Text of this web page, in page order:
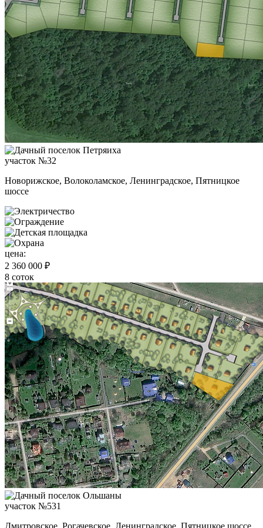
участок №32
Новорижское, Волоколамское, Ленинградское, Пятницкое
шоссе
цена:
2 360 000 ₽
8 соток
участок №531
Дмитровское, Рогачевское, Ленинградское, Пятницкое шоссе